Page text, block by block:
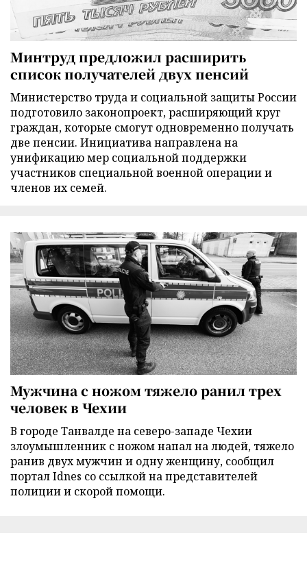
Минтруд предложил расширить
список получателей двух пенсий
Министерство труда и социальной защиты России
подготовило законопроект, расширяющий круг
граждан, которые смогут одновременно получать
две пенсии. Инициатива направлена на
унификацию мер социальной поддержки
участников специальной военной операции и
членов их семей.
Мужчина с ножом тяжело ранил трех
человек в Чехии
В городе Танвалде на северо-западе Чехии
злоумышленник с ножом напал на людей, тяжело
ранив двух мужчин и одну женщину, сообщил
портал Idnes со ссылкой на представителей
полиции и скорой помощи.